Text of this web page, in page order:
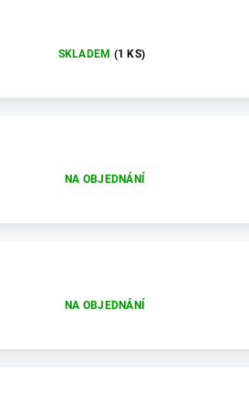
SKLADEM (1 KS)
NA OBJEDNÁNÍ
NA OBJEDNÁNÍ